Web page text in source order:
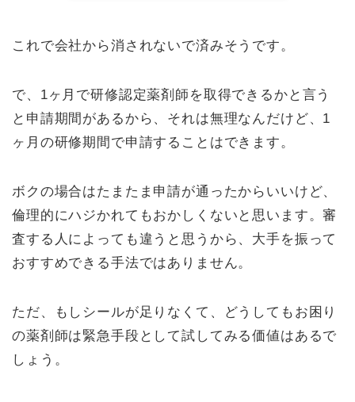
これで会社から消されないで済みそうです。
で、1ヶ月で研修認定薬剤師を取得できるかと言う
と申請期間があるから、それは無理なんだけど、1
ヶ月の研修期間で申請することはできます。
ボクの場合はたまたま申請が通ったからいいけど、
倫理的にハジかれてもおかしくないと思います。審
査する人によっても違うと思うから、大手を振って
おすすめできる手法ではありません。
ただ、もしシールが足りなくて、どうしてもお困り
の薬剤師は緊急手段として試してみる価値はあるで
しょう。